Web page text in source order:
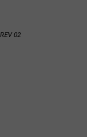
REV 02